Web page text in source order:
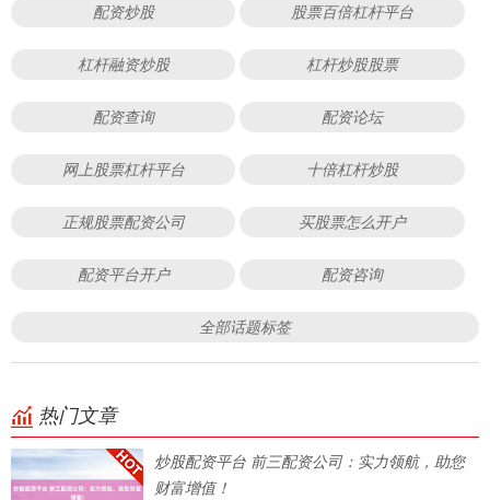
配资炒股 股票百倍杠杆平台
杠杆融资炒股 杠杆炒股股票
配资查询 配资论坛
网上股票杠杆平台 十倍杠杆炒股
正规股票配资公司 买股票怎么开户
配资平台开户 配资咨询
全部话题标签
热门文章
炒股配资平台 前三配资公司：实力领航，助您
财富增值！